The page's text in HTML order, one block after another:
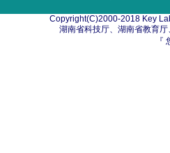
Copyright(C)2000-2018 Key
湖南省科技厅、湖南省教育
『